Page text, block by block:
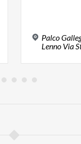
Palco